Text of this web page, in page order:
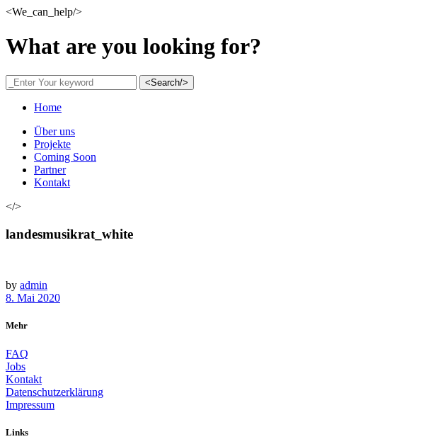
<We_can_help/>
What are you looking for?
<Search/>
Home
Über uns
Projekte
Coming Soon
Partner
Kontakt
</>
landesmusikrat_white
by admin
8. Mai 2020
Mehr
FAQ
Jobs
Kontakt
Datenschutzerklärung
Impressum
Links